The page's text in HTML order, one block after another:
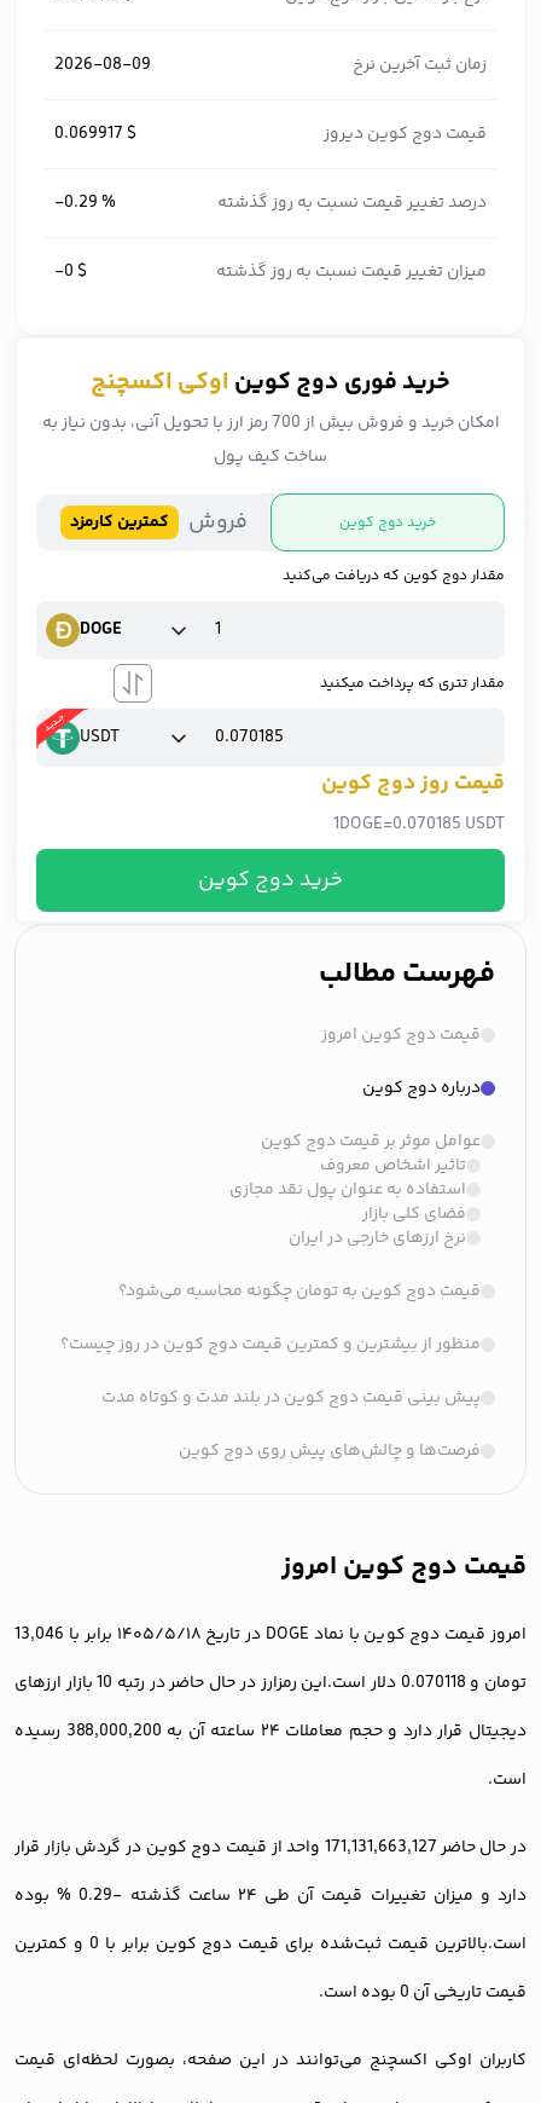
زمان ثبت آخرین نرخ 2026-08-09
قیمت دوج کوین دیروز 0.069917 $
درصد تغییر قیمت نسبت به روز گذشته -0.29 %
میزان تغییر قیمت نسبت به روز گذشته -0 $
خرید فوری دوج کوین اوکی اکسچنج
امکان خرید و فروش بیش از 700 رمز ارز با تحویل آنی، بدون نیاز به
ساخت کیف پول
خرید دوج کوین فروش کمترین کارمزد
مقدار دوج کوین که دریافت می‌کنید
DOGE
مقدار تتری که پرداخت میکنید
USDT
قیمت روز دوج کوین
1DOGE=0.070185 USDT
خرید دوج کوین
فهرست مطالب
قیمت دوج کوین امروز
درباره دوج کوین
عوامل موثر بر قیمت دوج کوین
تاثیر اشخاص معروف
استفاده به عنوان پول نقد مجازی
فضای کلی بازار
نرخ ارزهای خارجی در ایران
قیمت دوج کوین به تومان چگونه محاسبه می‌شود؟
منظور از بیشترین و کمترین قیمت دوج کوین در روز چیست؟
پیش بینی قیمت دوج کوین در بلند مدت و کوتاه مدت
فرصت‌ها و چالش‌های پیش روی دوج کوین
قیمت دوج کوین امروز
امروز قیمت دوج کوین با نماد DOGE در تاریخ ۱۴۰۵/۵/۱۸ برابر با 13,046
تومان و 0.070118 دلار است.این رمزارز در حال حاضر در رتبه 10 بازار ارزهای
دیجیتال قرار دارد و حجم معاملات ۲۴ ساعته آن به 388,000,200 رسیده
است.
در حال حاضر 171,131,663,127 واحد از قیمت دوج کوین در گردش بازار قرار
دارد و میزان تغییرات قیمت آن طی ۲۴ ساعت گذشته -0.29 % بوده
است.بالاترین قیمت ثبت‌شده برای قیمت دوج کوین برابر با 0 و کمترین
قیمت تاریخی آن 0 بوده است.
کاربران اوکی اکسچنج می‌توانند در این صفحه، بصورت لحظه‌ای قیمت